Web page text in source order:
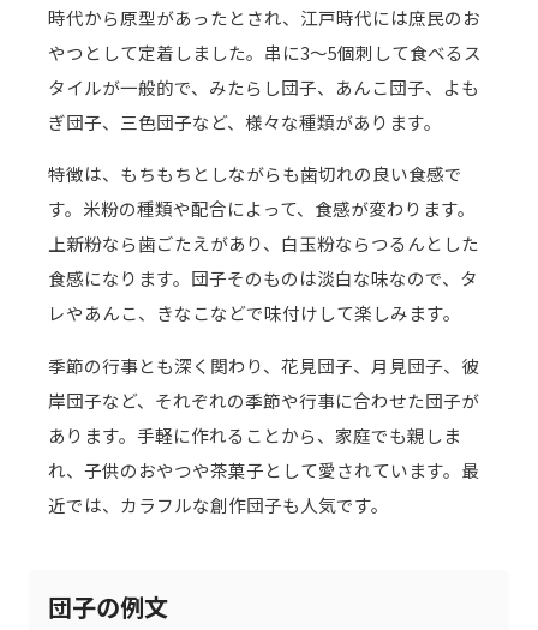
時代から原型があったとされ、江戸時代には庶民のお
やつとして定着しました。串に3〜5個刺して食べるス
タイルが一般的で、みたらし団子、あんこ団子、よも
ぎ団子、三色団子など、様々な種類があります。
特徴は、もちもちとしながらも歯切れの良い食感で
す。米粉の種類や配合によって、食感が変わります。
上新粉なら歯ごたえがあり、白玉粉ならつるんとした
食感になります。団子そのものは淡白な味なので、タ
レやあんこ、きなこなどで味付けして楽しみます。
季節の行事とも深く関わり、花見団子、月見団子、彼
岸団子など、それぞれの季節や行事に合わせた団子が
あります。手軽に作れることから、家庭でも親しま
れ、子供のおやつや茶菓子として愛されています。最
近では、カラフルな創作団子も人気です。
団子の例文